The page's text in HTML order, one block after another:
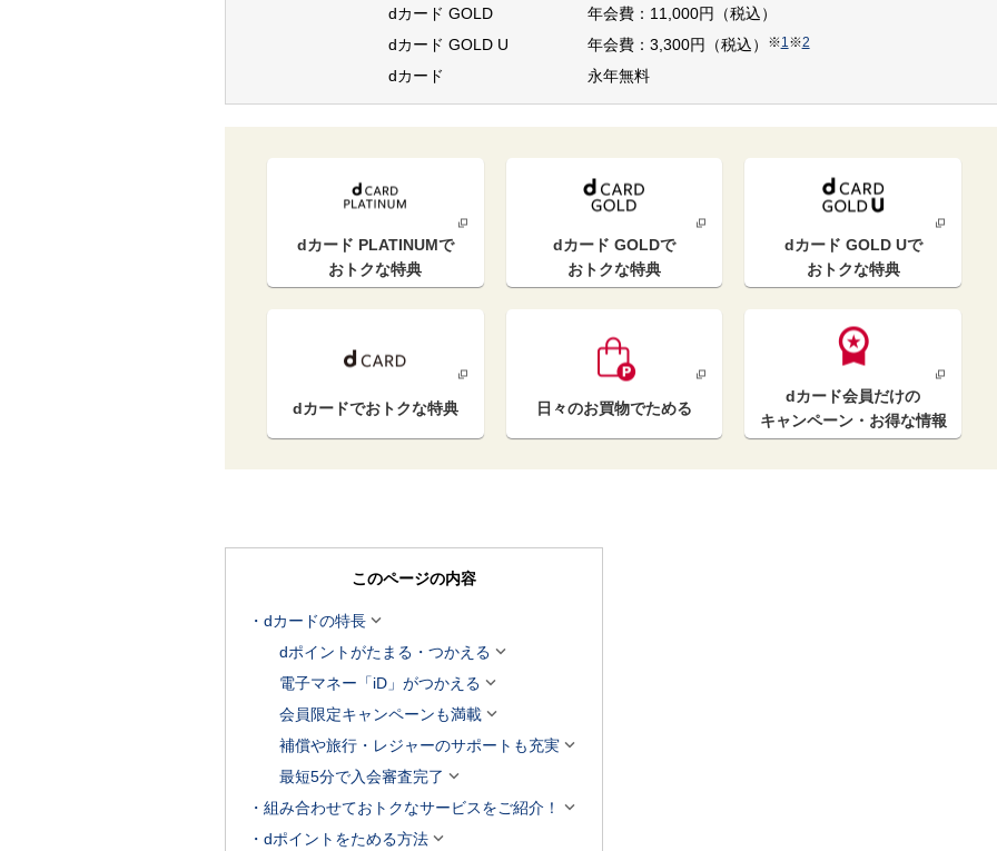
dカード GOLD
年会費：11,000円（税込）
dカード GOLD U
年会費：3,300円（税込） ※1※2
dカード 永年無料
dカード PLATINUMで
おトクな特典
dカード GOLDで
おトクな特典
dカード GOLD Uで
おトクな特典
dカードでおトクな特典 日々のお買物でためる
dカード会員だけの
キャンペーン・お得な情報
このページの内容
dカードの特長
dポイントがたまる・つかえる 
電子マネー「iD」がつかえる 
会員限定キャンペーンも満載
補償や旅行・レジャーのサポートも充実
最短5分で入会審査完了 
組み合わせておトクなサービスをご紹介！ 
dポイントをためる方法